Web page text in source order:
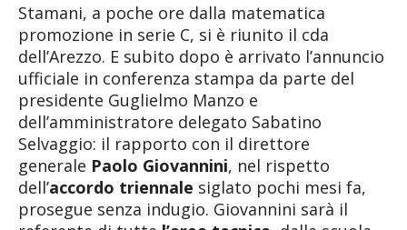
Stamani, a poche ore dalla matematica
promozione in serie C, si è riunito il cda
dell’Arezzo. E subito dopo è arrivato l’annuncio
ufficiale in conferenza stampa da parte del
presidente Guglielmo Manzo e
dell’amministratore delegato Sabatino
Selvaggio: il rapporto con il direttore
generale Paolo Giovannini, nel rispetto
dell’accordo triennale siglato pochi mesi fa,
prosegue senza indugio. Giovannini sarà il